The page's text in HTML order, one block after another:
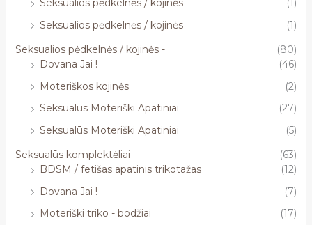
Seksualios pėdkelnės / kojinės
(1)
Seksualios pėdkelnės / kojinės
(1)
Seksualios pėdkelnės / kojinės -
(80)
Dovana Jai !
(46)
Moteriškos kojinės
(2)
Seksualūs Moteriški Apatiniai
(27)
Seksualūs Moteriški Apatiniai
(5)
Seksualūs komplektėliai -
(63)
BDSM / fetišas apatinis trikotažas
(12)
Dovana Jai !
(7)
Moteriški triko - bodžiai
(17)